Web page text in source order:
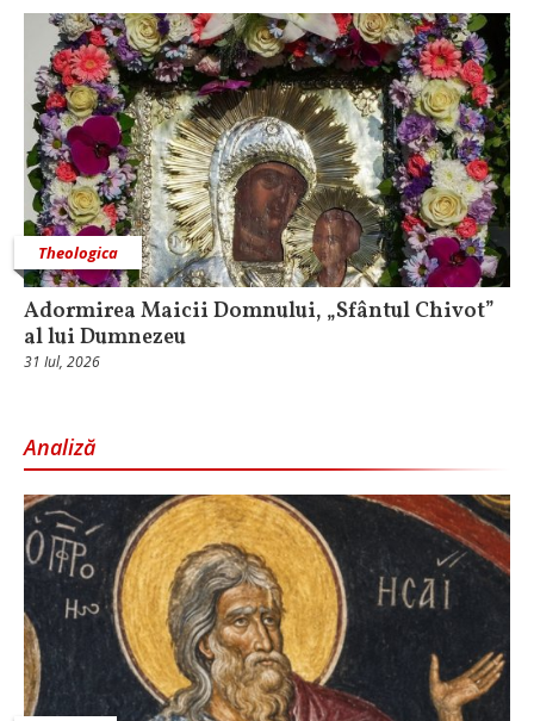
Theologica
Adormirea Maicii Domnului, „Sfântul Chivot”
al lui Dumnezeu
31 Iul, 2026
Analiză